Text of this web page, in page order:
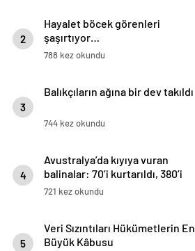
2
Hayalet böcek görenleri
şaşırtıyor…
788 kez okundu
3
Balıkçıların ağına bir dev takıldı
744 kez okundu
4
Avustralya’da kıyıya vuran
balinalar: 70’i kurtarıldı, 380’i
öldü
721 kez okundu
5
Veri Sızıntıları Hükümetlerin En
Büyük Kâbusu